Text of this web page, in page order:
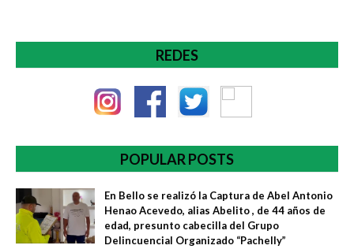
REDES
POPULAR POSTS
En Bello se realizó la Captura de Abel Antonio
Henao Acevedo, alias Abelito , de 44 años de
edad, presunto cabecilla del Grupo
Delincuencial Organizado “Pachelly”